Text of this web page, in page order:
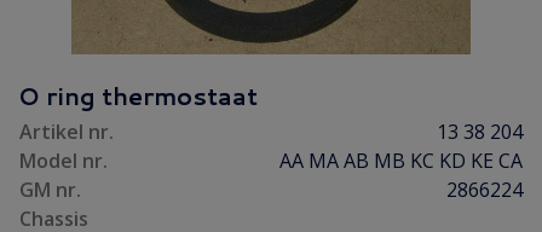
O ring thermostaat
Artikel nr.
13 38 204
Model nr.
AA MA AB MB KC KD KE CA
GM nr.
2866224
Chassis